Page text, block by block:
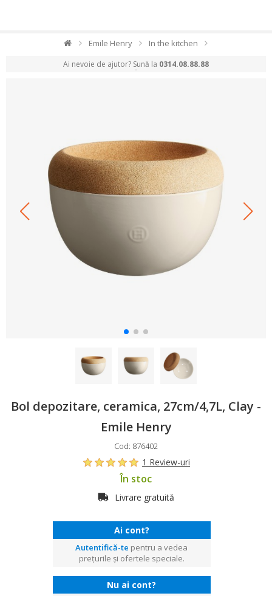
Emile Henry In the kitchen
Ai nevoie de ajutor? Sună la 0314.08.88.88
Bol depozitare, ceramica, 27cm/4,7L, Clay -
Emile Henry
Cod: 876402
1 Review-uri
În stoc
Livrare gratuită
Ai cont?
Autentifică-te pentru a vedea
prețurile și ofertele speciale.
Nu ai cont?